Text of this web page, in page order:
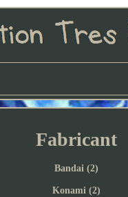
Fabricant
Bandai (2)
Konami (2)